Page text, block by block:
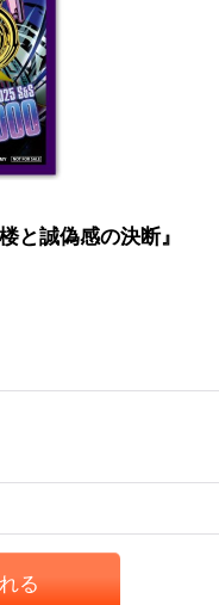
と誠偽感の決断』
る